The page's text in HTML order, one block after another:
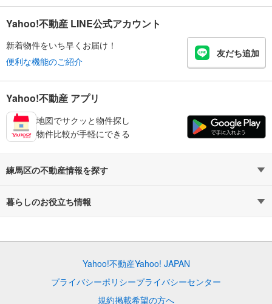
Yahoo!不動産 LINE公式アカウント
新着物件をいち早くお届け！
便利な機能のご紹介
友だち追加
Yahoo!不動産 アプリ
地図でサクッと物件探し
物件比較が手軽にできる
練馬区の不動産情報を探す
不動産・住宅
中古一戸建て
土地
暮らしのお役立ち情報
Yahoo!不動産Yahoo! JAPAN
プライバシーポリシープライバシーセンター
規約掲載希望の方へ